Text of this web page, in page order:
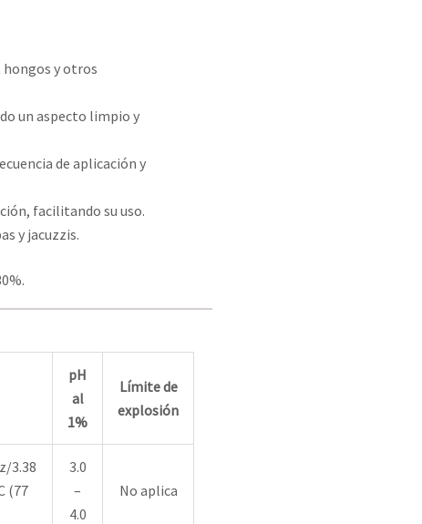
y otros
un aspecto limpio y
de aplicación y
facilitando su uso.
y jacuzzis.
pH
al
1%
Límite de
explosión
3.38
(77
3.0
–
4.0
No aplica